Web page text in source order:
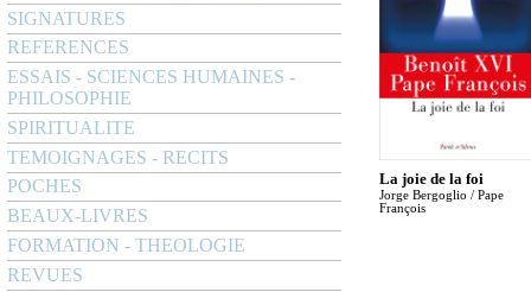
SIGNATURES
REFERENCES
ESSAIS - SCIENCES HUMAINES -
PHILOSOPHIE
SPIRITUALITE
TEMOIGNAGES - RECITS
POCHES
BEAUX-LIVRES
FORMATION - THEOLOGIE
REVUES
La joie de la foi
Jorge Bergoglio / Pape
François